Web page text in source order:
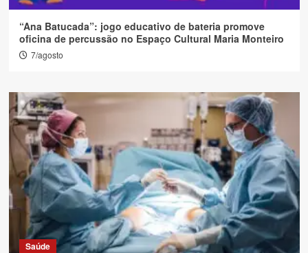
“Ana Batucada”: jogo educativo de bateria promove
oficina de percussão no Espaço Cultural Maria Monteiro
7/agosto
Saúde